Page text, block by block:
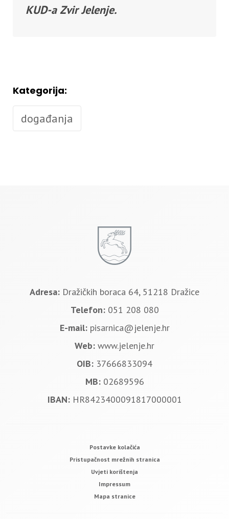
KUD-a Zvir Jelenje.
Kategorija:
događanja
Adresa: Dražičkih boraca 64, 51218 Dražice
Telefon: 051 208 080
E-mail: pisarnica@jelenje.hr
Web: www.jelenje.hr
OIB: 37666833094
MB: 02689596
IBAN: HR8423400091817000001
Postavke kolačića
Pristupačnost mrežnih stranica
Uvjeti korištenja
Impressum
Mapa stranice